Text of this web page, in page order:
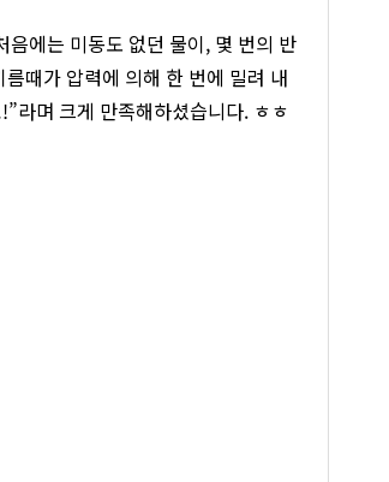
에는 미동도 없던 물이, 몇 번의 반
때가 압력에 의해 한 번에 밀려 내
라며 크게 만족해하셨습니다. ㅎㅎ